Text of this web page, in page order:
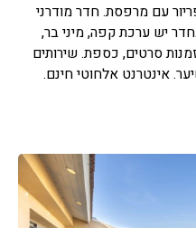
חדר סופריור עם מרפסת. חדר מודרני
יש ערכת קפה, מיני בר,
סרטים, כספת. שירותים
אינטרנט אלחוטי חינם.